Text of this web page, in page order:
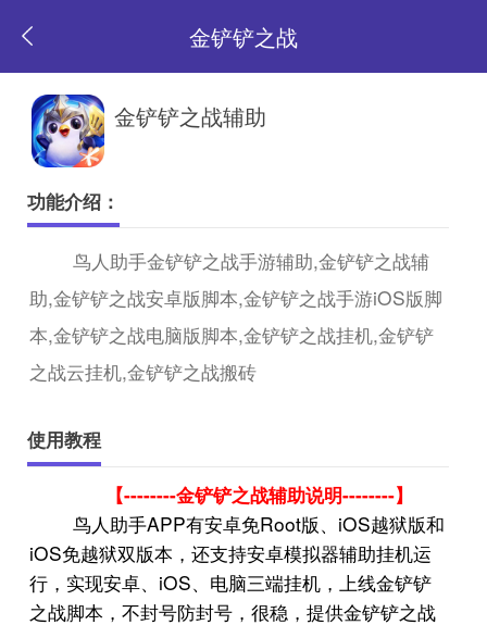
金铲铲之战
返
页
金铲铲之战辅助
功能介绍：
鸟人助手金铲铲之战手游辅助,金铲铲之战辅
助,金铲铲之战安卓版脚本,金铲铲之战手游iOS版脚
本,金铲铲之战电脑版脚本,金铲铲之战挂机,金铲铲
之战云挂机,金铲铲之战搬砖
使用教程
【--------金铲铲之战辅助说明--------】
鸟人助手APP有安卓免Root版、 iOS越狱版和
iOS免越狱双版本，还支持安卓模拟器辅助挂机运
行，实现安卓、 iOS、电脑三端挂机，上线金铲铲
之战脚本，不封号防封号，很稳，提供金铲铲之战